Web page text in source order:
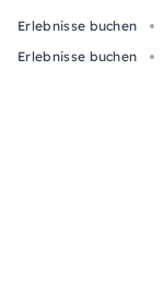
Erlebnisse buchen
Erlebnisse buchen